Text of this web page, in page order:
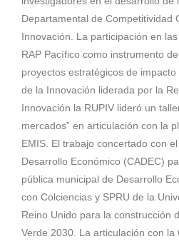
Departamental de Competitividad
Innovación. La participación en
RAP Pacífico como instrumento
proyectos estratégicos de
de la Innovación liderada por la
Innovación la RUPIV lideró un
mercados” en articulación con la
EMIS. El trabajo concertado con
Desarrollo Económico (CADEC)
pública municipal de Desarrollo
con Colciencias y SPRU de la
Reino Unido para la construcción
Verde 2030. La articulación con la